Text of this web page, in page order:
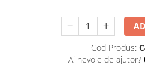
Cod Produs:
Ai nevoie de ajutor?